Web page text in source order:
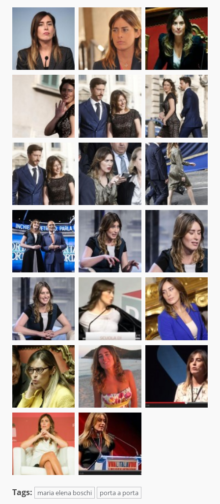
Tags: maria elena boschi porta a porta